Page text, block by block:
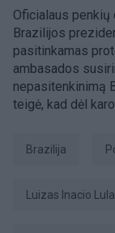
Oficialaus
Brazilijos
pasitinkamas
ambasados
nepasitenkinimą
teigė, kad dėl
Brazilija
Luizas Inacio